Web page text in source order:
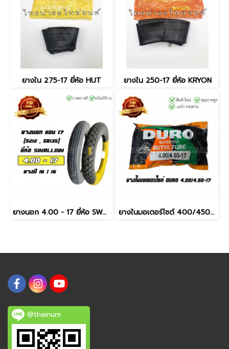
ยางใน 275-17 ยี่ห้อ HUT ยางใน 250-17 ยี่ห้อ KRYON
ยางนอก 4.00 - 17 ยี่ห้อ SWALLOW (S212 ลายฟันเลื่อย) (SB135 ลายคลาสสิค) ผลิตปี 2016 ยางในมอเตอร์ไซต์ 400/450-17 ยี่ห้อ Duro
@thainum